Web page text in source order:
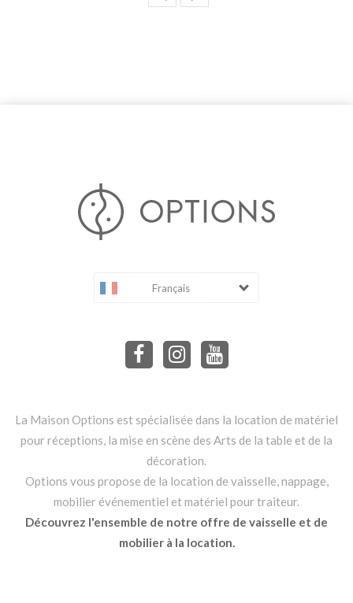
Français
La Maison Options est spécialisée dans la location de matériel
pour réceptions, la mise en scène des Arts de la table et de la
décoration.
Options vous propose de la location de vaisselle, nappage,
mobilier événementiel et matériel pour traiteur.
Découvrez l'ensemble de notre offre de vaisselle et de
mobilier à la location.